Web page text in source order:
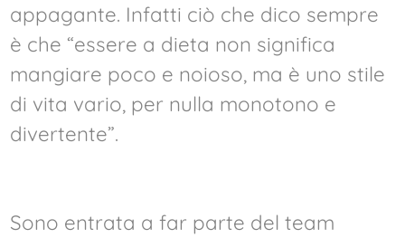
appagante. Infatti ciò che dico sempre
è che “essere a dieta non significa
mangiare poco e noioso, ma è uno stile
di vita vario, per nulla monotono e
divertente”.
Sono entrata a far parte del team